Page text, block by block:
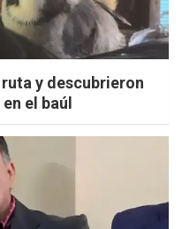
y descubrieron
el baúl